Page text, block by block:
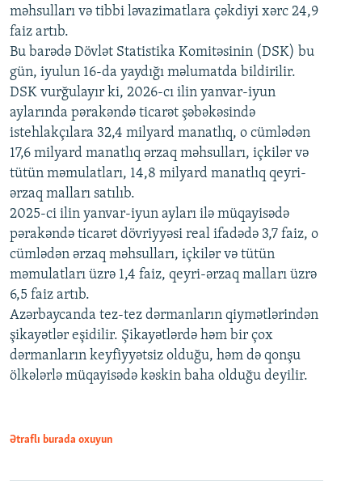
Auto 240p 360p 480p
720p 1080p
480p
720p
1080p
məhsulları və tibbi ləvazimatlara çəkdiyi xərc 24,9
faiz artıb.
Bu barədə Dövlət Statistika Komitəsinin (DSK) bu
gün, iyulun 16-da yaydığı məlumatda bildirilir.
DSK vurğulayır ki, 2026-cı ilin yanvar-iyun
aylarında pərakəndə ticarət şəbəkəsində
istehlakçılara 32,4 milyard manatlıq, o cümlədən
17,6 milyard manatlıq ərzaq məhsulları, içkilər və
tütün məmulatları, 14,8 milyard manatlıq qeyri-
ərzaq malları satılıb.
2025-ci ilin yanvar-iyun ayları ilə müqayisədə
pərakəndə ticarət dövriyyəsi real ifadədə 3,7 faiz, o
cümlədən ərzaq məhsulları, içkilər və tütün
məmulatları üzrə 1,4 faiz, qeyri-ərzaq malları üzrə
6,5 faiz artıb.
Azərbaycanda tez-tez dərmanların qiymətlərindən
şikayətlər eşidilir. Şikayətlərdə həm bir çox
dərmanların keyfiyyətsiz olduğu, həm də qonşu
ölkələrlə müqayisədə kəskin baha olduğu deyilir.
Ətraflı burada oxuyun